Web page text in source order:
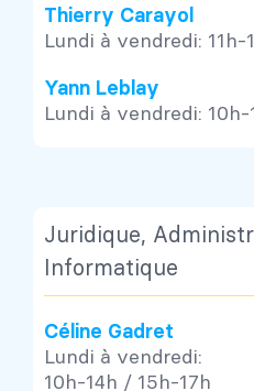
Thierry Carayol
Lundi à vendredi:
Yann Leblay
Lundi à vendredi:
Juridique,
Informatique
Céline Gadret
Lundi à vendredi:
10h-14h / 15h-17h